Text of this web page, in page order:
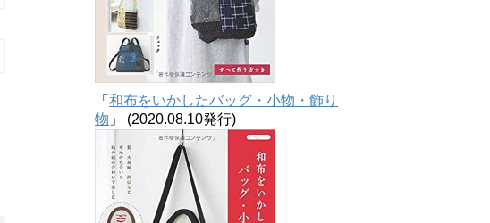
「 和布をいかしたバッグ・小物・飾り
物 」 (2020.08.10発行)